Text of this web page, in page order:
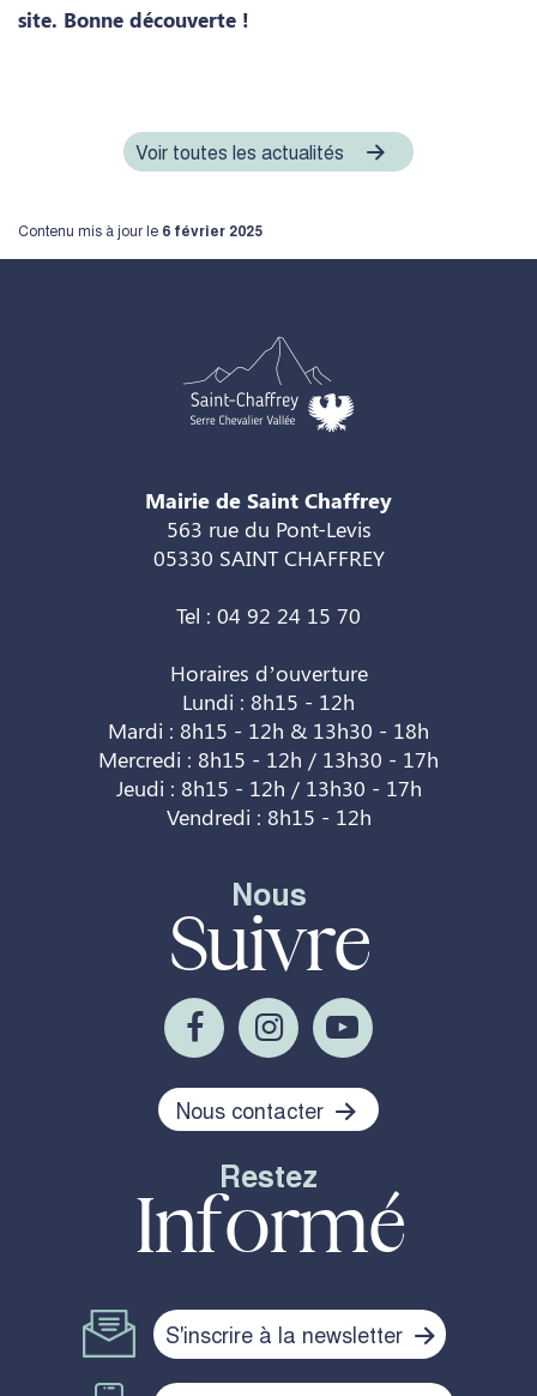
site. Bonne découverte !
Voir toutes les actualités
Contenu mis à jour le 6 février 2025
Mairie de Saint Chaffrey
563 rue du Pont-Levis
05330 SAINT CHAFFREY
Tel : 04 92 24 15 70
Horaires d’ouverture
Lundi : 8h15 - 12h
Mardi : 8h15 - 12h & 13h30 - 18h
Mercredi : 8h15 - 12h / 13h30 - 17h
Jeudi : 8h15 - 12h / 13h30 - 17h
Vendredi : 8h15 - 12h
Nous
Suivre
Nous contacter
Restez
Informé
S'inscrire à la newsletter